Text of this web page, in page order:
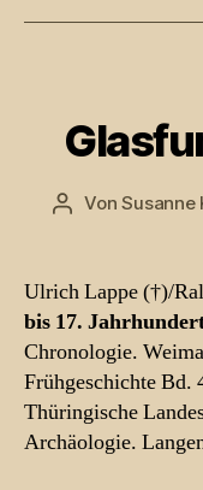
Beitragsautor
VonSusanne
Ulrich Lappe (†)/
bis 17.
Chronologie.
Frühgeschichte Bd.
Thüringische
Archäologie.